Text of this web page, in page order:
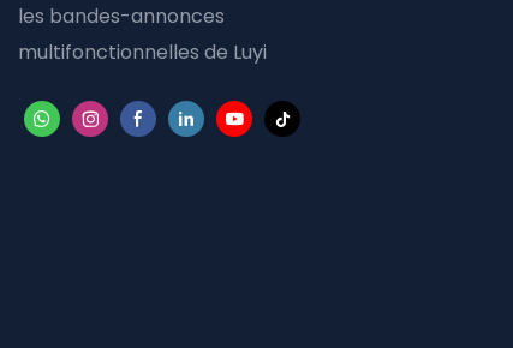
les bandes-annonces
multifonctionnelles de Luyi